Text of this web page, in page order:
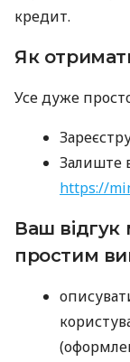
кредит.
Як
Усе дуже
Залиште
https://
Ваш відгук
простим